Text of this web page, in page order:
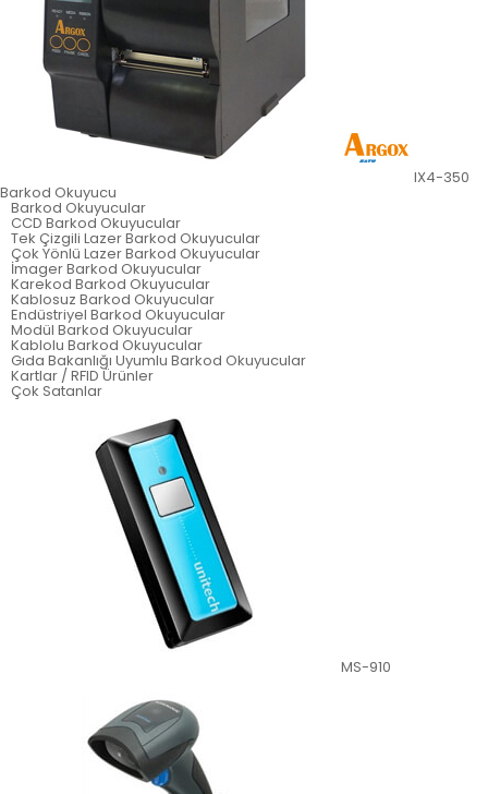
IX4-350
Barkod Okuyucu
Barkod Okuyucular
CCD Barkod Okuyucular
Tek Çizgili Lazer Barkod Okuyucular
Çok Yönlü Lazer Barkod Okuyucular
İmager Barkod Okuyucular
Karekod Barkod Okuyucular
Kablosuz Barkod Okuyucular
Endüstriyel Barkod Okuyucular
Modül Barkod Okuyucular
Kablolu Barkod Okuyucular
Gıda Bakanlığı Uyumlu Barkod Okuyucular
Kartlar / RFID Ürünler
Çok Satanlar
MS-910